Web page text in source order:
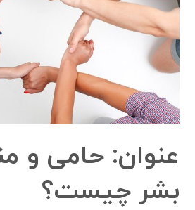
عنوان:حامی و
بشر چیست؟